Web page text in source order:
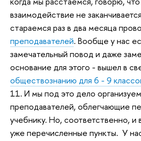
взаимодействие не
стараемся раз в два месяца
преподавателей. Вообще у нас
замечательный повод и даже
основание для этого - вышел в
обществознанию для 6 - 9
11. И мы под это дело
преподавателей, облегчающие
учебнику. Но, соответственно,
уже перечисленные пункты. У